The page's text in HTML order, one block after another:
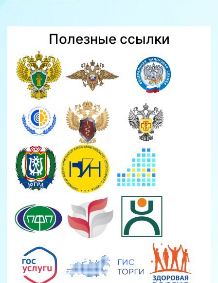
Полезные ссылки